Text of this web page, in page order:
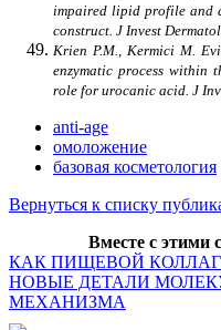
impaired lipid profile and
construct. J Invest
Krien P.M., Kermici M.
enzymatic process within
role for urocanic acid. J
anti-age
омоложение
базовая косметология
Вернуться к списку
Вместе с этими
КАК ПИЩЕВОЙ
НОВЫЕ ДЕТАЛИ
МЕХАНИЗМА